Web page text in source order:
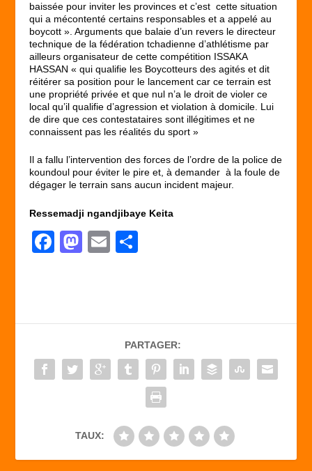
baissée pour inviter les provinces et c’est cette situation
qui a mécontenté certains responsables et a appelé au
boycott ». Arguments que balaie d’un revers le directeur
technique de la fédération tchadienne d’athlétisme par
ailleurs organisateur de cette compétition ISSAKA
HASSAN « qui qualifie les Boycotteurs des agités et dit
réitérer sa position pour le lancement car ce terrain est
une propriété privée et que nul n’a le droit de violer ce
local qu’il qualifie d’agression et violation à domicile. Lui
de dire que ces contestataires sont illégitimes et ne
connaissent pas les réalités du sport »
Il a fallu l’intervention des forces de l’ordre de la police de
koundoul pour éviter le pire et, à demander à la foule de
dégager le terrain sans aucun incident majeur.
Ressemadji ngandjibaye Keita
F
b
o
o
M
d
o
n
E
er
PARTAGER:
TAUX: